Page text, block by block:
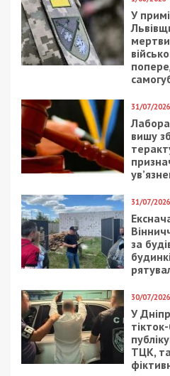
У
31/07/
вишу
31/07/
за
30/07/
У
ТЦК,